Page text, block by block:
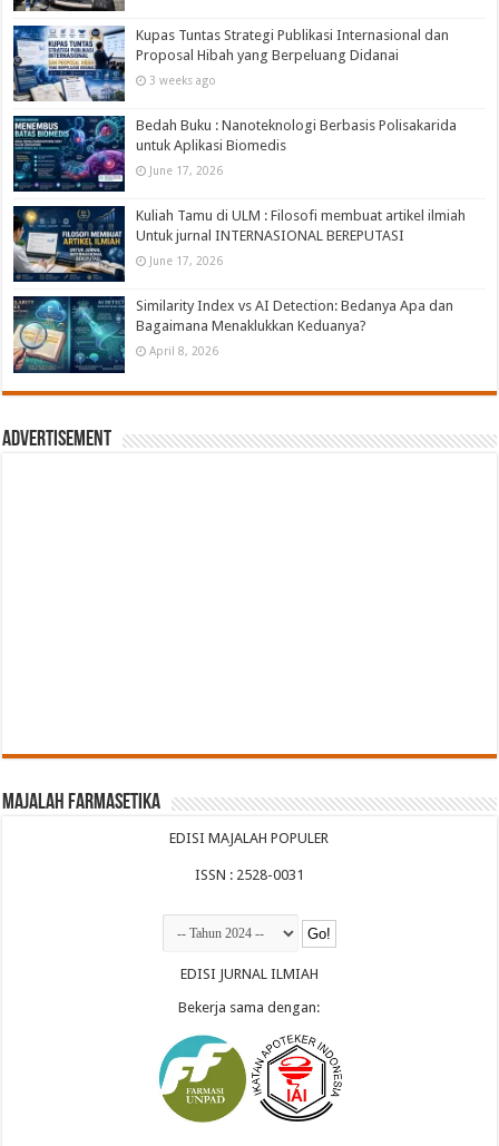
Kupas Tuntas Strategi Publikasi Internasional dan
Proposal Hibah yang Berpeluang Didanai
3 weeks ago
Bedah Buku : Nanoteknologi Berbasis Polisakarida
untuk Aplikasi Biomedis
June 17, 2026
Kuliah Tamu di ULM : Filosofi membuat artikel ilmiah
Untuk jurnal INTERNASIONAL BEREPUTASI
June 17, 2026
Similarity Index vs AI Detection: Bedanya Apa dan
Bagaimana Menaklukkan Keduanya?
April 8, 2026
Advertisement
Majalah Farmasetika
EDISI MAJALAH POPULER
ISSN : 2528-0031
EDISI JURNAL ILMIAH
Bekerja sama dengan: